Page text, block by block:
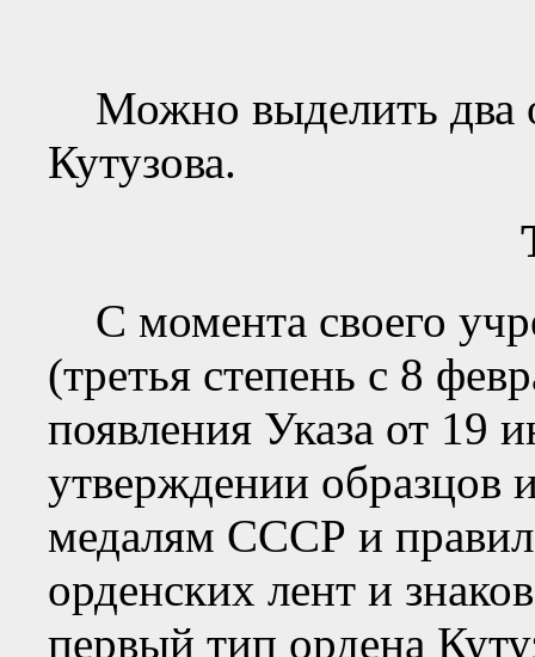
Можно выделить два
Кутузова.
С момента своего
(третья степень с 8
появления Указа от 19
утверждении образцов
медалям СССР и
орденских лент и
первый тип ордена